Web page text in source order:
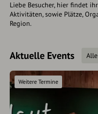
Liebe Besucher, hier findet
Aktivitäten, sowie Plätze,
Region.
Aktuelle Events Alle
Weitere Termine